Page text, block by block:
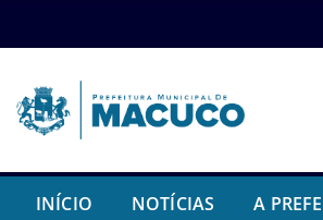
to
INÍCIO NOTÍCIAS A